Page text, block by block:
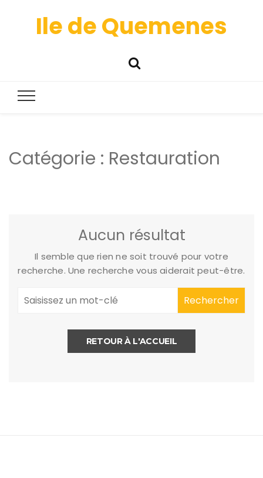
Ile de Quemenes
Catégorie : Restauration
Aucun résultat
Il semble que rien ne soit trouvé pour votre
recherche. Une recherche vous aiderait peut-être.
RETOUR À L'ACCUEIL